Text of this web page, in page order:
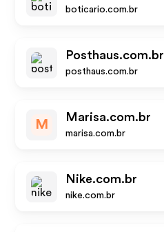
boticario.com.br
Posthaus.com.br
posthaus.com.br
M
Marisa.com.br
marisa.com.br
Nike.com.br
nike.com.br